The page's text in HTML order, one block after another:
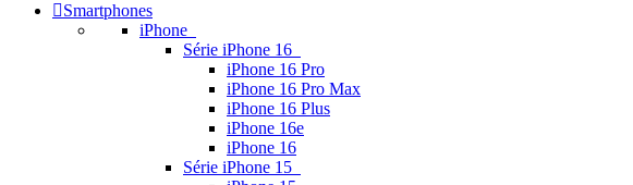
Smartphones
iPhone
Série iPhone 16
iPhone 16 Pro
iPhone 16 Pro Max
iPhone 16 Plus
iPhone 16e
iPhone 16
Série iPhone 15